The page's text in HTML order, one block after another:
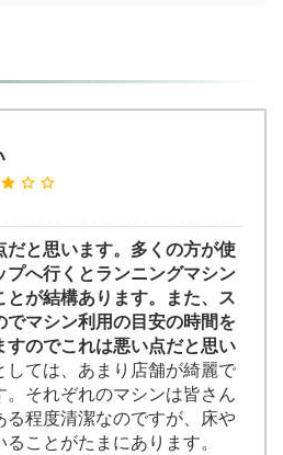
だと思います。多くの方が使
プへ行くとランニングマシン
が結構あります。また、ス
でマシン利用の目安の時間を
すのでこれは悪い点だと思い
しては、あまり店舗が綺麗で
。それぞれのマシンは皆さん
る程度清潔なのですが、床や
ことがたまにあります。